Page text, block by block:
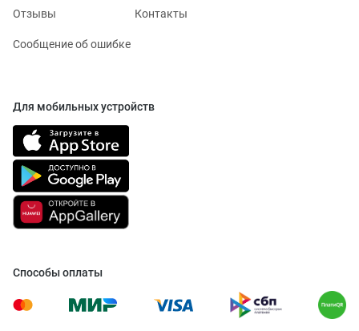
Отзывы Контакты
Сообщение об ошибке
Для мобильных устройств
Способы оплаты